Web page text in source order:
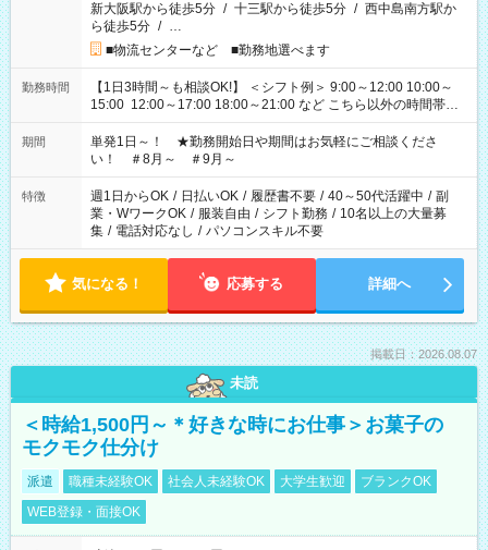
新大阪駅から徒歩5分 / 十三駅から徒歩5分 / 西中島南方駅か
ら徒歩5分 / …
■物流センターなど ■勤務地選べます
勤務時間
【1日3時間～も相談OK!】 ＜シフト例＞ 9:00～12:00 10:00～
15:00 12:00～17:00 18:00～21:00 など こちら以外の時間帯も
お気軽にご相談ください！
期間
単発1日～！ ★勤務開始日や期間はお気軽にご相談くださ
い！ ＃8月～ ＃9月～
特徴 週1日からOK / 日払いOK / 履歴書不要 / 40～50代活躍中 / 副
業・WワークOK / 服装自由 / シフト勤務 / 10名以上の大量募
集 / 電話対応なし / パソコンスキル不要
気になる！ 応募する 詳細へ
掲載日：2026.08.07
未読
＜時給1,500円～＊好きな時にお仕事＞お菓子の
モクモク仕分け
派遣 職種未経験OK 社会人未経験OK 大学生歓迎
ブランクOK
WEB登録・面接OK